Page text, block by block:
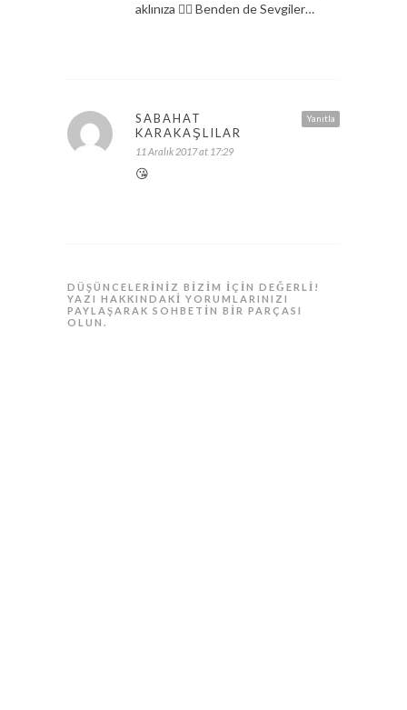
aklınıza 👍🏼 Benden de Sevgiler…
Yanıtla
SABAHAT
KARAKAŞLILAR
11 Aralık 2017 at 17:29
😘
DÜŞÜNCELERINIZ BIZIM IÇIN DEĞERLI!
YAZI HAKKINDAKI YORUMLARINIZI
PAYLAŞARAK SOHBETIN BIR PARÇASI
OLUN.